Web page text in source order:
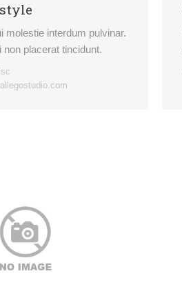
molestie interdum pulvinar.
placerat tincidunt.